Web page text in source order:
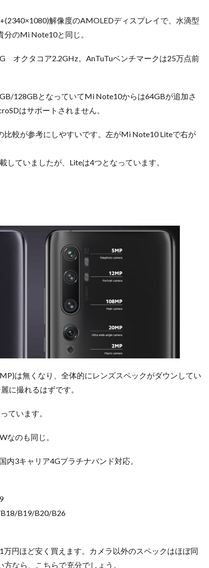
解像度のAMOLEDディスプレイで、水滴型
分のMi Note10と同じ。
オクタコア2.2GHz。AnTuTuベンチマークは25万点前
128GBとなっていてMi Note10からは64GBが追加さ
はサポートされません。
比較が参考にしやすいです。左がMi Note10 Liteで右が
ていましたが、Liteは4つとなっています。
は無くなり、全体的にレンズスペックがダウンしてい
に撮れるはずです。
ています。
なのも同じ。
内3キャリア4Gプラチナバンド対応。
B19/B20/B26
円ほど安く買えます。カメラ以外のスペックはほぼ同
なら、こちらで充分でしょう。